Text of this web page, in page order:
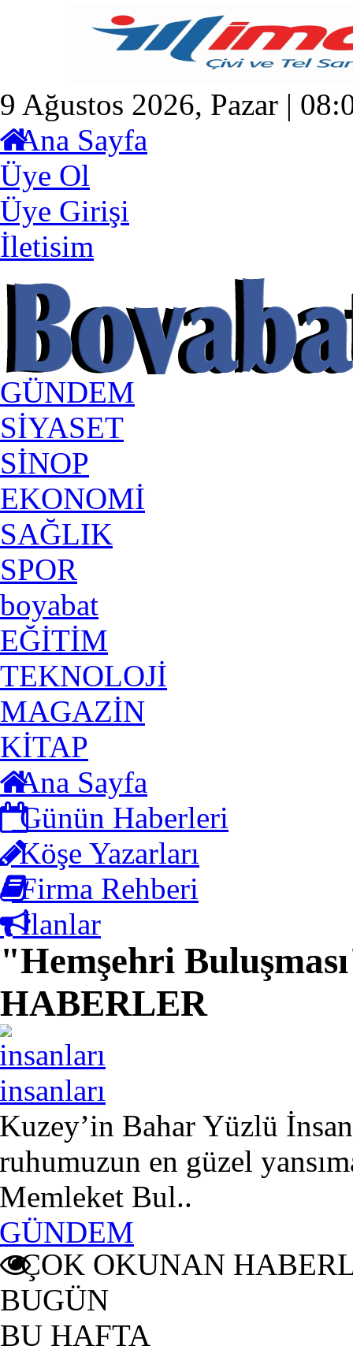
9 Ağustos 2026, Pazar |
Ana Sayfa
Üye Ol
Üye Girişi
İletisim
GÜNDEM
SİYASET
SİNOP
EKONOMİ
SAĞLIK
SPOR
boyabat
EĞİTİM
TEKNOLOJİ
MAGAZİN
KİTAP
Ana Sayfa
Günün Haberleri
Köşe Yazarları
Firma Rehberi
İlanlar
"Hemşehri
HABERLER
insanları
Kuzey’in Bahar Yüzlü
ruhumuzun en güzel
Memleket Bul..
GÜNDEM
ÇOK OKUNAN
BUGÜN
BU HAFTA